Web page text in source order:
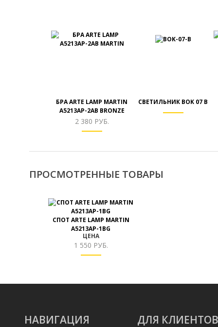
БРА ARTE LAMP MARTIN
A5213AP-2AB BRONZE
2 380 РУБ.
СВЕТИЛЬНИК BOK 07 B
ПРОСМОТРЕННЫЕ ТОВАРЫ
СПОТ ARTE LAMP MARTIN
A5213AP-1BG
ЦЕНА
1 550 РУБ.
НАВИГАЦИЯ ДЛЯ КЛИЕНТОВ